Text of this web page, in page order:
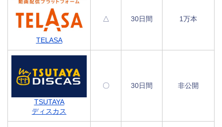
TELASA
△ 30日間 1万本
TSUTAYA
ディスカス
〇 30日間 非公開